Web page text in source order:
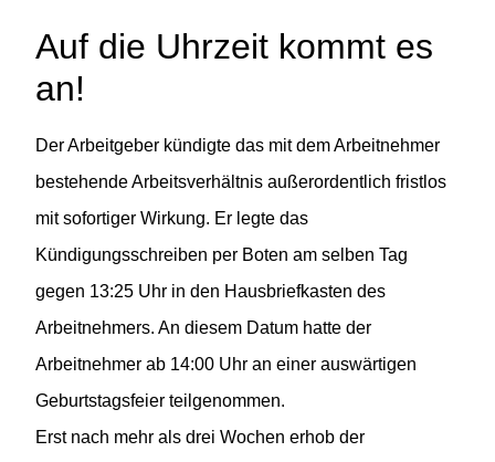
Auf die Uhrzeit kommt es
an!
Der Arbeitgeber kündigte das mit dem Arbeitnehmer
bestehende Arbeitsverhältnis außerordentlich fristlos
mit sofortiger Wirkung. Er legte das
Kündigungsschreiben per Boten am selben Tag
gegen 13:25 Uhr in den Hausbriefkasten des
Arbeitnehmers. An diesem Datum hatte der
Arbeitnehmer ab 14:00 Uhr an einer auswärtigen
Geburtstagsfeier teilgenommen.
Erst nach mehr als drei Wochen erhob der